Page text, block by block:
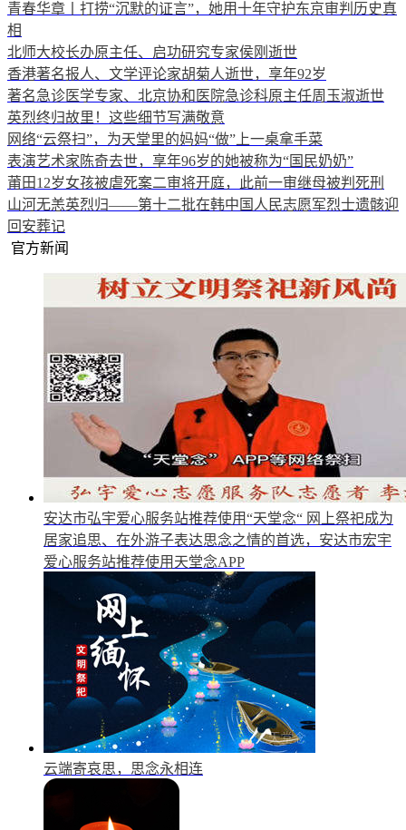
青春华章丨打捞“沉默的证言”，她用十年守护东京审判历史真
相
北师大校长办原主任、启功研究专家侯刚逝世
香港著名报人、文学评论家胡菊人逝世，享年92岁
著名急诊医学专家、北京协和医院急诊科原主任周玉淑逝世
英烈终归故里！这些细节写满敬意
网络“云祭扫”，为天堂里的妈妈“做”上一桌拿手菜
表演艺术家陈奇去世，享年96岁的她被称为“国民奶奶”
莆田12岁女孩被虐死案二审将开庭，此前一审继母被判死刑
山河无恙英烈归——第十二批在韩中国人民志愿军烈士遗骸迎
回安葬记
官方新闻
安达市弘宇爱心服务站推荐使用“天堂念“ 网上祭祀成为
居家追思、在外游子表达思念之情的首选，安达市宏宇
爱心服务站推荐使用天堂念APP
云端寄哀思，思念永相连